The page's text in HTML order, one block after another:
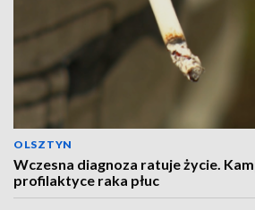
OLSZTYN
Wczesna diagnoza ratuje życie.
profilaktyce raka płuc